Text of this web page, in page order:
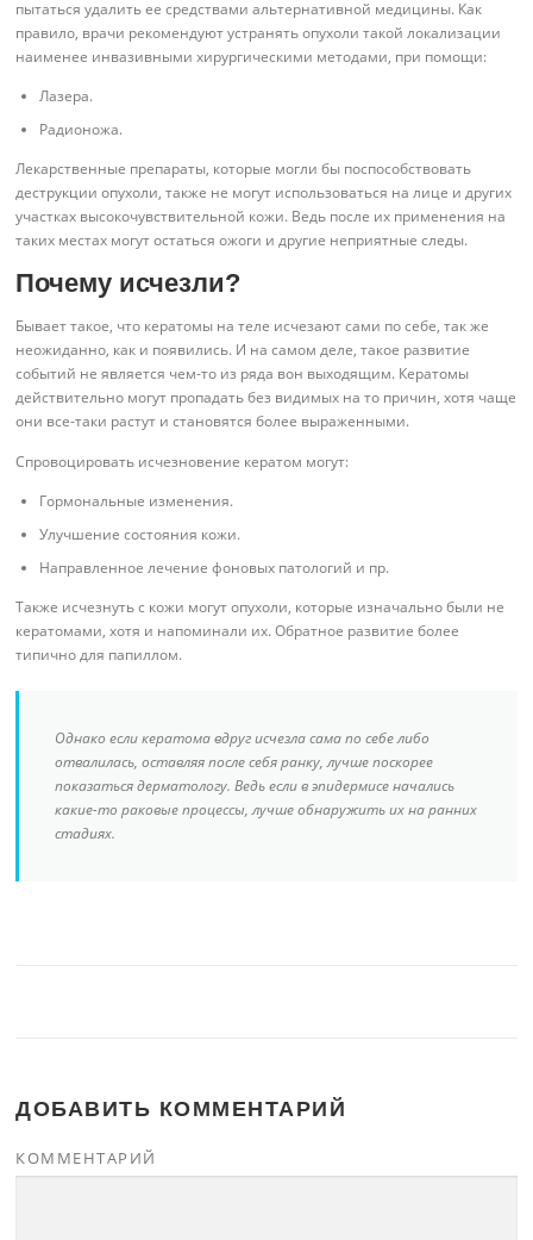
пытаться удалить ее средствами альтернативной медицины. Как
правило, врачи рекомендуют устранять опухоли такой локализации
наименее инвазивными хирургическими методами, при помощи:
Лазера.
Радионожа.
Лекарственные препараты, которые могли бы поспособствовать
деструкции опухоли, также не могут использоваться на лице и других
участках высокочувствительной кожи. Ведь после их применения на
таких местах могут остаться ожоги и другие неприятные следы.
Почему исчезли?
Бывает такое, что кератомы на теле исчезают сами по себе, так же
неожиданно, как и появились. И на самом деле, такое развитие
событий не является чем-то из ряда вон выходящим. Кератомы
действительно могут пропадать без видимых на то причин, хотя чаще
они все-таки растут и становятся более выраженными.
Спровоцировать исчезновение кератом могут:
Гормональные изменения.
Улучшение состояния кожи.
Направленное лечение фоновых патологий и пр.
Также исчезнуть с кожи могут опухоли, которые изначально были не
кератомами, хотя и напоминали их. Обратное развитие более
типично для папиллом.
Однако если кератома вдруг исчезла сама по себе либо
отвалилась, оставляя после себя ранку, лучше поскорее
показаться дерматологу. Ведь если в эпидермисе начались
какие-то раковые процессы, лучше обнаружить их на ранних
стадиях.
ДОБАВИТЬ КОММЕНТАРИЙ
КОММЕНТАРИЙ